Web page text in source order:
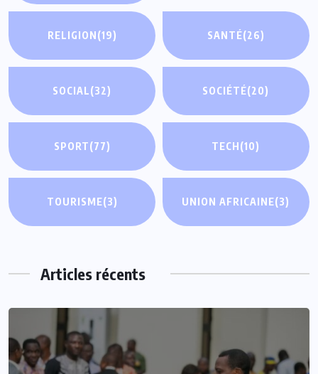
RELIGION(19) SANTÉ(26)
SOCIAL(32) SOCIÉTÉ(20)
SPORT(77) TECH(10)
TOURISME(3) UNION AFRICAINE(3)
Articles récents